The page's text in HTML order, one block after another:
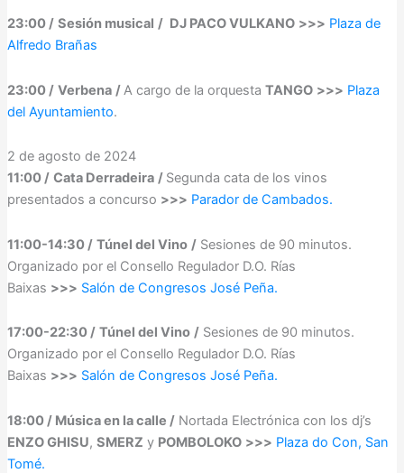
23:00 / Sesión musical / DJ PACO VULKANO >>> Plaza de
Alfredo Brañas
23:00 / Verbena /A cargo de la orquesta TANGO >>> Plaza
del Ayuntamiento.
2 de agosto de 2024
11:00 / Cata Derradeira / Segunda cata de los vinos
presentados a concurso >>> Parador de Cambados.
11:00-14:30 / Túnel del Vino /Sesiones de 90 minutos.
Organizado por el Consello Regulador D.O. Rías
Baixas >>> Salón de Congresos José Peña.
17:00-22:30 / Túnel del Vino /Sesiones de 90 minutos.
Organizado por el Consello Regulador D.O. Rías
Baixas >>> Salón de Congresos José Peña.
18:00 / Música en la calle /Nortada Electrónica con los dj’s
ENZO GHISU, SMERZ y POMBOLOKO >>> Plaza do Con, San
Tomé.